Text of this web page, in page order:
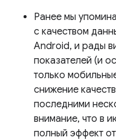
Ранее мы
с качеством
Android, и рады
показателей (и
только
снижение
последними
внимание, что в
полный эффект